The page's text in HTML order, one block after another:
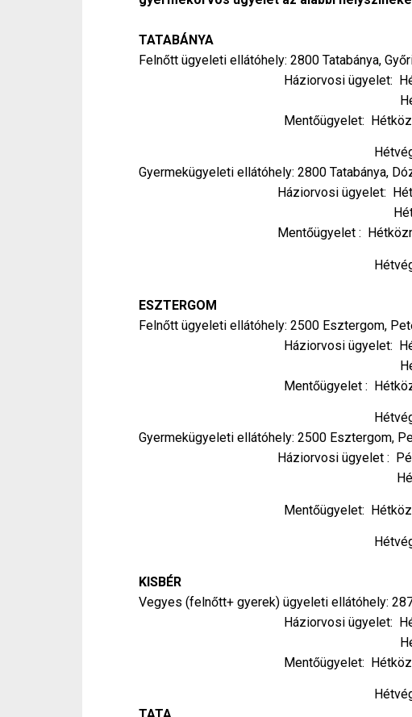
TATABÁNYA
Felnőtt ügyeleti ellátóhely: 2800 Tatabánya,
Háziorvosi ügyelet:
Hétvégén és
Mentőügyelet:
Hétvégén és
Gyermekügyeleti ellátóhely: 2800 Tatabánya,
Háziorvosi ügyelet:
Hétvégén és
Mentőügyelet :
Hétvégén és
ESZTERGOM
Felnőtt ügyeleti ellátóhely: 2500 Esztergom,
Háziorvosi ügyelet: Hétköznapokon
Hétvégén és
Mentőügyelet :
Hétvégén és
Gyermekügyeleti ellátóhely: 2500 Esztergom,
Háziorvosi ügyelet : Pénteken
Hétvégén és
Mentőügyelet:
Hétvégén és
KISBÉR
Vegyes (felnőtt+ gyerek) ügyeleti ellátóhely:
Háziorvosi ügyelet:
Hétvégén és
Mentőügyelet:
Hétvégén és